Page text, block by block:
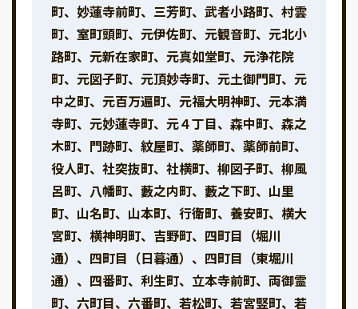
町、妙蓮寺前町、三芳町、武者小路町、村雲
町、室町頭町、元伊佐町、元観音町、元北小
路町、元新在家町、元真如堂町、元浄花院
町、元図子町、元頂妙寺町、元土御門町、元
中之町、元百万遍町、元福大明神町、元本満
寺町、元妙蓮寺町、元４丁目、森中町、森之
木町、門跡町、紋屋町、薬師町、薬師前町、
役人町、社突抜町、社横町、柳図子町、柳風
呂町、八幡町、藪之内町、藪之下町、山里
町、山名町、山本町、行衛町、養安町、横大
宮町、横神明町、吉野町、四町目（堀川
通）、四町目（日暮通）、四町目（東堀川
通）、四番町、利生町、立本寺前町、両御霊
町、六町目、六番町、若松町、若宮竪町、若